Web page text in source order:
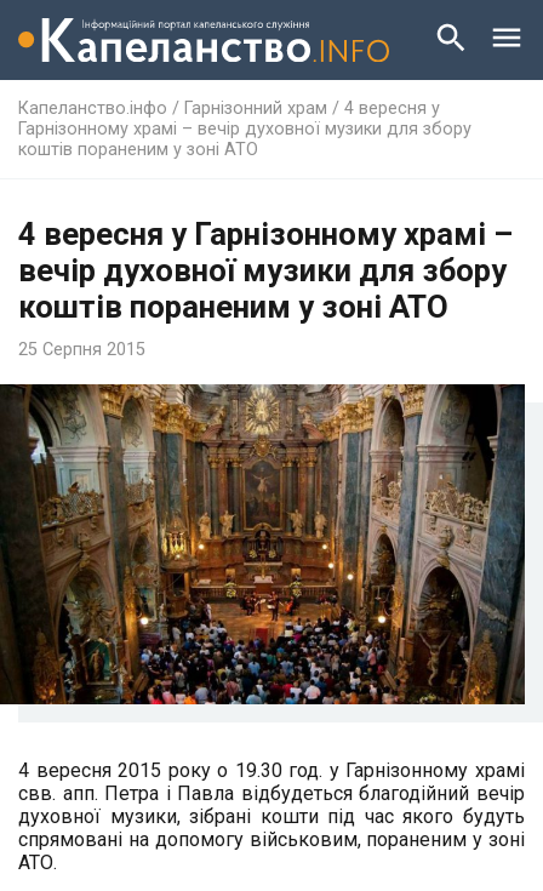
Капеланство.інфо / Гарнізонний храм / 4 вересня у
Гарнізонному храмі – вечір духовної музики для збору
коштів пораненим у зоні АТО
4 вересня у Гарнізонному храмі –
вечір духовної музики для збору
коштів пораненим у зоні АТО
25 Серпня 2015
4 вересня 2015 року о 19.30 год. у Гарнізонному храмі
свв. апп. Петра і Павла відбудеться благодійний вечір
духовної музики, зібрані кошти під час якого будуть
спрямовані на допомогу військовим, пораненим у зоні
АТО.